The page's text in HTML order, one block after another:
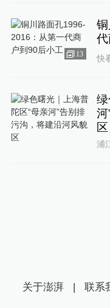
13 快
区
浦
关于澎湃 | 联系